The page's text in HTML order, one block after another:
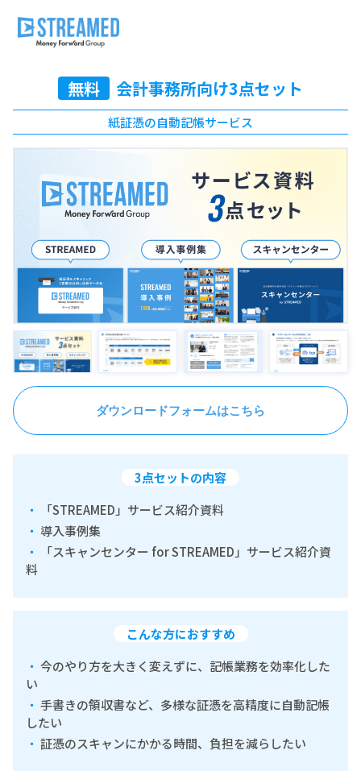
無料 会計事務所向け3点セット
紙証憑の自動記帳サービス
ダウンロードフォームはこちら
3点セットの内容
「STREAMED」サービス紹介資料
導入事例集
「スキャンセンター for STREAMED」サービス紹介資
料
こんな方におすすめ
今のやり方を大きく変えずに、記帳業務を効率化した
い
手書きの領収書など、多様な証憑を高精度に自動記帳
したい
証憑のスキャンにかかる時間、負担を減らしたい